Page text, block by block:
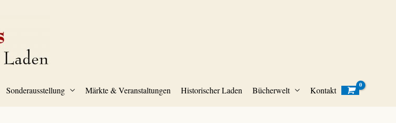
Sonderausstellung Märkte & Veranstaltungen Historischer Laden Bücherwelt Kontakt